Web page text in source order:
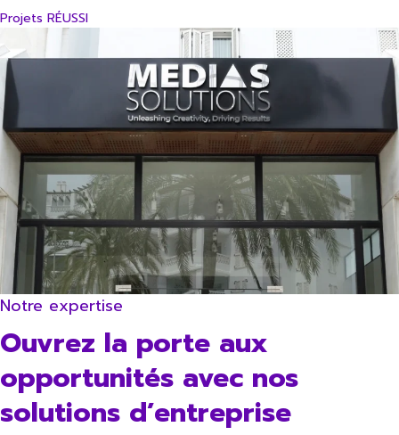
Projets RÉUSSI
Notre expertise
Ouvrez la porte aux
opportunités avec nos
solutions d’entreprise